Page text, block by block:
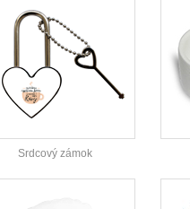
Srdcový zámok